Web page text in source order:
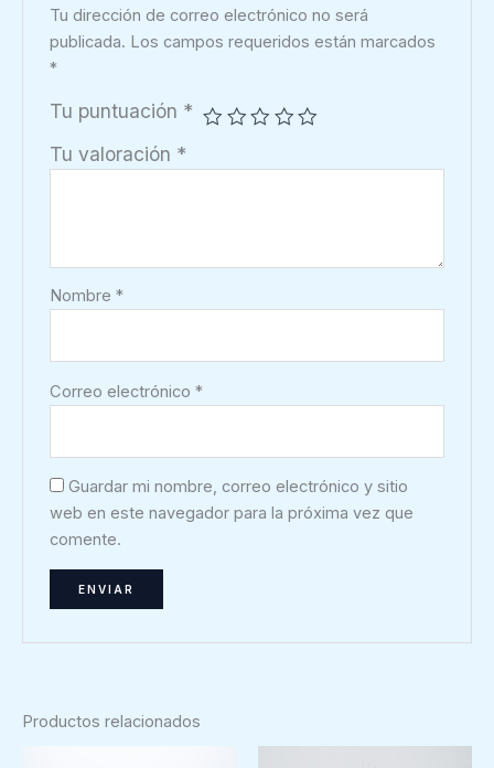
Tu dirección de correo electrónico no será
publicada. Los campos requeridos están marcados
*
Tu puntuación *
Tu valoración *
Nombre*
Correo electrónico*
Guardar mi nombre, correo electrónico y sitio
web en este navegador para la próxima vez que
comente.
Productos relacionados